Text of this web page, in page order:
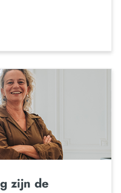
zijn de